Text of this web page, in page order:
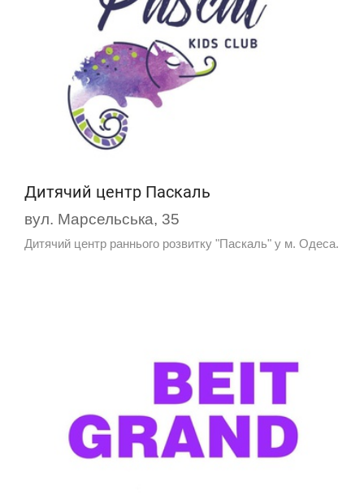
Дитячий центр Паскаль
вул. Марсельська, 35
Дитячий центр раннього розвитку "Паскаль" у м. Одеса.